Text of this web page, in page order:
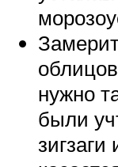
нужно
были